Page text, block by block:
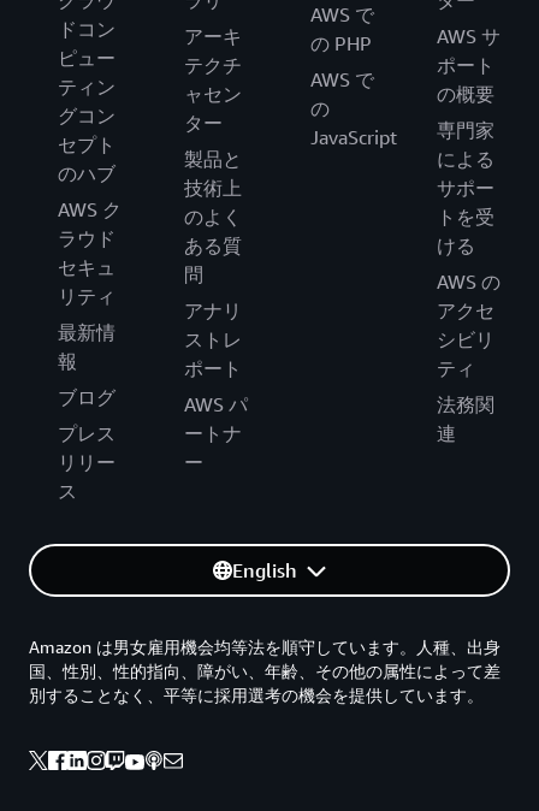
ドコン
ピュー
ティン
グコン
セプト
のハブ
AWS ク
ラウド
セキュ
リティ
最新情
報
ブログ
プレス
リリー
ス
アーキ
テクチ
ャセン
ター
製品と
技術上
のよく
ある質
問
アナリ
ストレ
ポート
AWS パ
ートナ
ー
AWS で
の PHP
AWS で
の
JavaScript
AWS サ
ポート
の概要
専門家
による
サポー
トを受
ける
AWS の
アクセ
シビリ
ティ
法務関
連
English
Amazon は男女雇用機会均等法を順守しています。人種、出身
国、性別、性的指向、障がい、年齢、その他の属性によって差
別することなく、平等に採用選考の機会を提供しています。